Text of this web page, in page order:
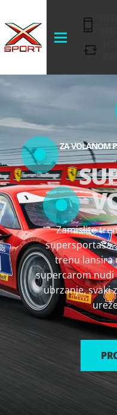
VAŠA
S
Jeste li ikada
Paragliding
vam priliku da te